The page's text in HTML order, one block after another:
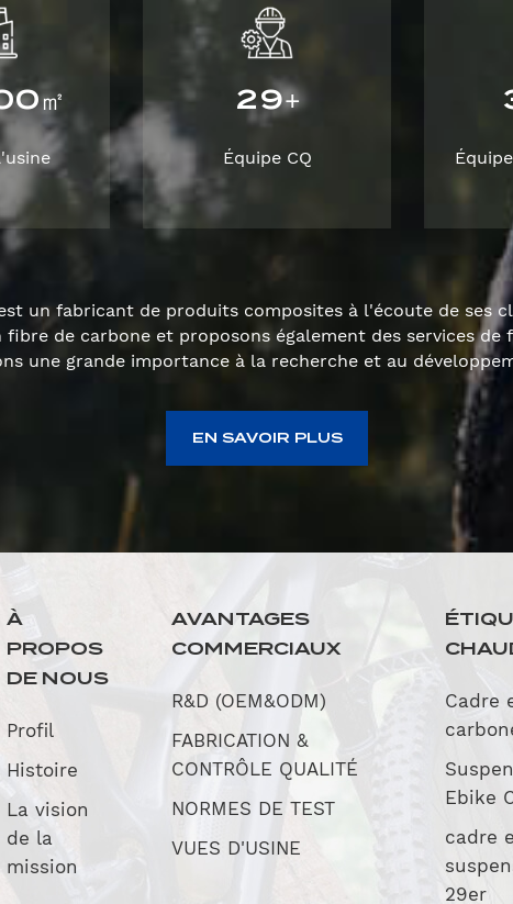
0㎡ 29+
Équipe CQ
un fabricant de produits composites à l'écoute de ses
fibre de carbone et proposons également des services
une grande importance à la recherche et au
EN SAVOIR PLUS
À
PROPOS
DE NOUS
Profil
Histoire
La vision
de la
mission
AVANTAGES
COMMERCIAUX
R&D (OEM&ODM)
FABRICATION &
CONTRÔLE QUALITÉ
NORMES DE TEST
VUES D'USINE
Cadre
Ebike
cadre
29er